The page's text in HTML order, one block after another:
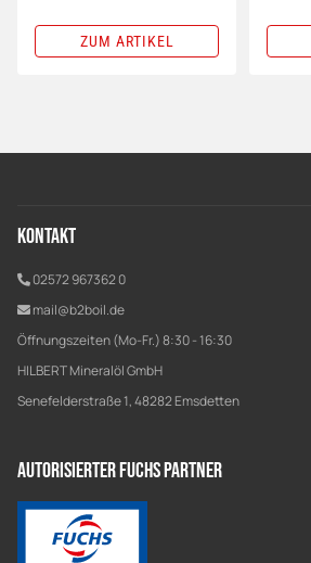
ZUM ARTIKEL
Kontakt
02572 967362 0
mail@b2boil.de
Öffnungszeiten (Mo-Fr.) 8:30 - 16:30
HILBERT Mineralöl GmbH
Senefelderstraße 1, 48282 Emsdetten
Autorisierter Fuchs Partner